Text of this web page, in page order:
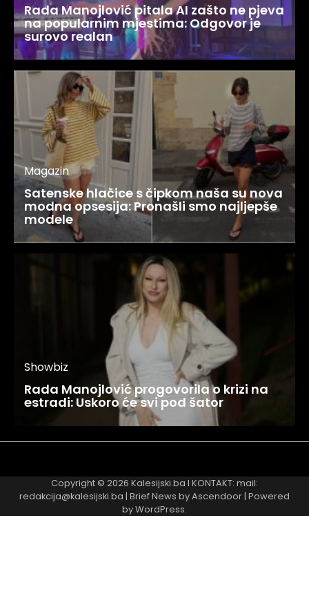
Rada Manojlović pitala AI zašto ne pjeva
na popularnim mjestima: Odgovor je
surovo realan
Magazin
Satenske hlačice s čipkom naša su nova
modna opsesija: Pronašli smo najljepše
modele
Showbiz
Rada Manojlović progovorila o krizi na
estradi: Uskoro će svi pod šator
Copyright © 2026 Kalesijski.ba I KONTAKT: mail:
redakcija@kalesijski.ba | Brief News byAscendoor| Powered
byWordPress.